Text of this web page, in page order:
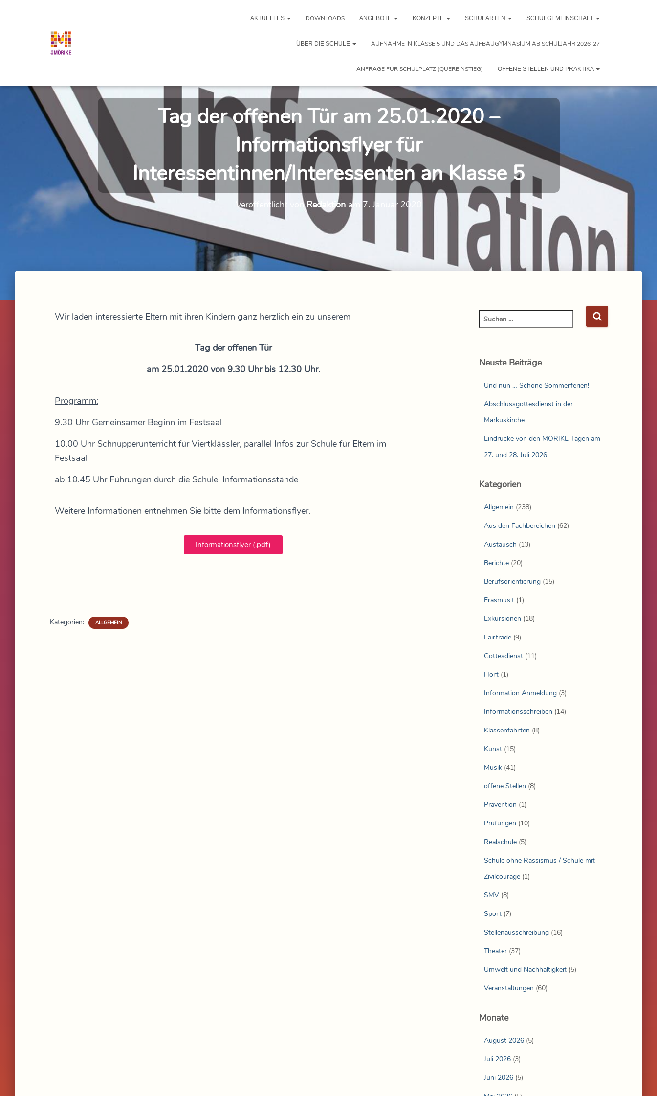
AKTUELLES DOWNLOADS ANGEBOTE KONZEPTE SCHULARTEN SCHULGEMEINSCHAFT
ÜBER DIE SCHULE AUFNAHME IN KLASSE 5 UND DAS AUFBAUGYMNASIUM AB SCHULJAHR 2026-27
ANFRAGE FÜR SCHULPLATZ (QUEREINSTIEG) OFFENE STELLEN UND PRAKTIKA
Tag der offenen Tür am 25.01.2020 –
Informationsflyer für
Interessentinnen/Interessenten an Klasse 5
Veröffentlicht vonRedaktionam 7. Januar 2020
Wir laden interessierte Eltern mit ihren Kindern ganz herzlich ein zu unserem
Tag der offenen Tür
am 25.01.2020 von 9.30 Uhr bis 12.30 Uhr.
Programm:
9.30 Uhr Gemeinsamer Beginn im Festsaal
10.00 Uhr Schnupperunterricht für Viertklässler, parallel Infos zur Schule für Eltern im
Festsaal
ab 10.45 Uhr Führungen durch die Schule, Informationsstände
Weitere Informationen entnehmen Sie bitte dem Informationsflyer.
Informationsflyer (.pdf)
Kategorien: ALLGEMEIN
Neuste Beiträge
Und nun … Schöne Sommerferien!
Abschlussgottesdienst in der
Markuskirche
Eindrücke von den MÖRIKE-Tagen am
27. und 28. Juli 2026
Kategorien
Allgemein (238)
Aus den Fachbereichen (62)
Austausch (13)
Berichte(20)
Berufsorientierung(15)
Erasmus+(1)
Exkursionen (18)
Fairtrade(9)
Gottesdienst(11)
Hort(1)
Information Anmeldung(3)
Informationsschreiben (14)
Klassenfahrten (8)
Kunst(15)
Musik(41)
offene Stellen (8)
Prävention (1)
Prüfungen (10)
Realschule(5)
Schule ohne Rassismus / Schule mit
Zivilcourage(1)
SMV(8)
Sport(7)
Stellenausschreibung(16)
Theater(37)
Umwelt und Nachhaltigkeit(5)
Veranstaltungen (60)
Monate
August 2026(5)
Juli 2026(3)
Juni 2026(5)